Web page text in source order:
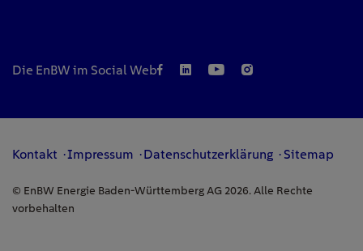
Die EnBW im Social Web
Kontakt Impressum Datenschutzerklärung Sitemap
© EnBW Energie Baden-Württemberg AG 2026. Alle Rechte
vorbehalten